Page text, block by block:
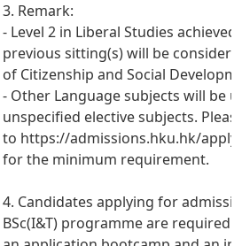
3. Remark:
- Level 2 in Liberal Studies achieved
previous sitting(s) will be
of Citizenship and Social
- Other Language subjects will be
unspecified elective subjects.
to https://admissions.hku.hk/
for the minimum requirement.
4. Candidates applying for
BSc(I&T) programme are required